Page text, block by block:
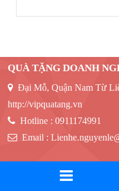
QUÀ TẶNG DOANH
Đại Mỗ, Quận Nam Từ
http://vipquatang.vn
Hotline :0911174991
Email :